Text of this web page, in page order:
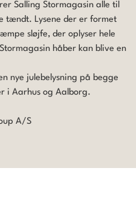
Salling Stormagasin alle til
tændt. Lysene der er formet
sløjfe, der oplyser hele
håber kan blive en
nye julebelysning på begge
i Aarhus og Aalborg.
A/S